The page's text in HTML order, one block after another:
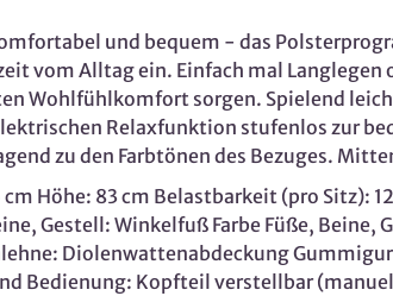
und bequem - das
vom Alltag ein. Einfach mal
Wohlfühlkomfort sorgen. Spielend
Relaxfunktion stufenlos zur
zu den Farbtönen des Bezuges.
Höhe: 83 cm Belastbarkeit (pro
Gestell: Winkelfuß Farbe Füße,
Diolenwattenabdeckung
Bedienung: Kopfteil verstellbar